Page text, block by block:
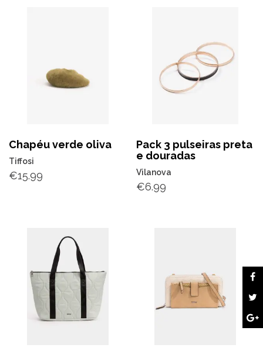
Chapéu verde oliva
Tiffosi
€15.99
Pack 3 pulseiras preta
e douradas
Vilanova
€6.99